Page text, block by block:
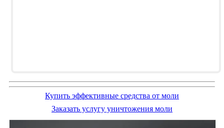
Купить эффективные средства от моли
Заказать услугу уничтожения моли